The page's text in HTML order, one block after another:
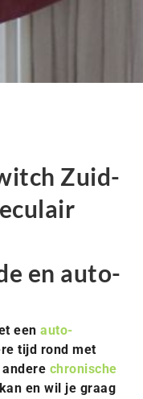
Zuid-
en auto-
een auto-
tijd rond met
chronische
en wil je graag